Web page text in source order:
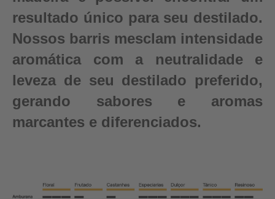
resultado único para seu destilado.
Nossos barris mesclam intensidade
aromática com a neutralidade e
leveza de seu destilado preferido,
gerando sabores e aromas
marcantes e diferenciados.